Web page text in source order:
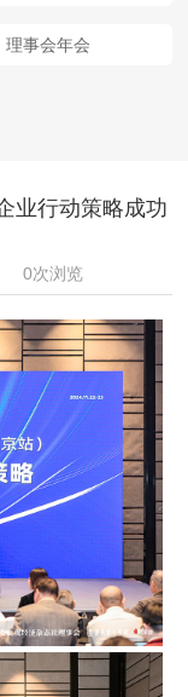
理事会年会
业行动策略成功
0次浏览